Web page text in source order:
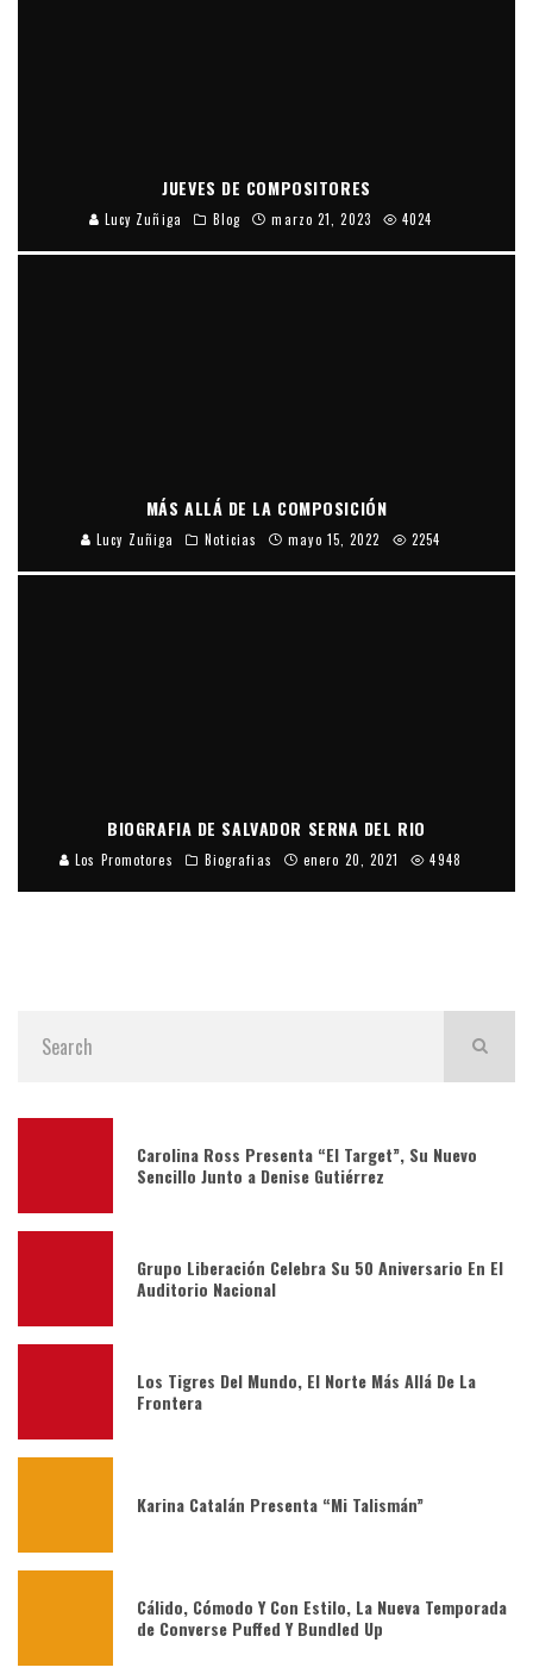
JUEVES DE COMPOSITORES
Lucy Zuñiga Blog marzo 21, 2023 4024
MÁS ALLÁ DE LA COMPOSICIÓN
Lucy Zuñiga Noticias mayo 15, 2022 2254
BIOGRAFIA DE SALVADOR SERNA DEL RIO
Los Promotores Biografias enero 20, 2021 4948
Carolina Ross Presenta “El Target”, Su Nuevo
Sencillo Junto a Denise Gutiérrez
Grupo Liberación Celebra Su 50 Aniversario En El
Auditorio Nacional
Los Tigres Del Mundo, El Norte Más Allá De La
Frontera
Karina Catalán Presenta “Mi Talismán”
Cálido, Cómodo Y Con Estilo, La Nueva Temporada
de Converse Puffed Y Bundled Up